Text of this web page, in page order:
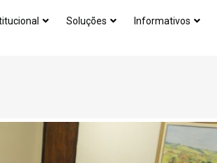
Soluções Informativos